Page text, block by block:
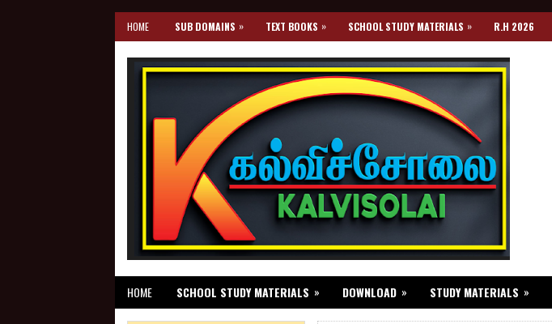
HOME SUB DOMAINS » TEXT BOOKS » SCHOOL STUDY MATERIALS » R.H 2026
HOME SCHOOL STUDY MATERIALS » DOWNLOAD » STUDY MATERIALS »